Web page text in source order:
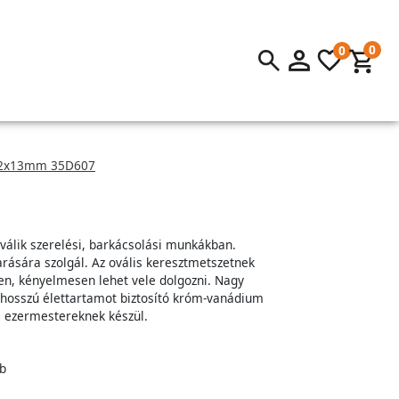
0 0
35D607
szerelési, barkácsolási munkákban.
szolgál. Az ovális keresztmetszetnek
kényelmesen lehet vele dolgozni. Nagy
élettartamot biztosító króm-vanádium
készül.